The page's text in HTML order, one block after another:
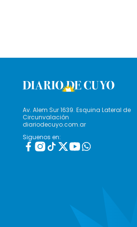
Av. Alem Sur 1639. Esquina Lateral de
Circunvalación
diariodecuyo.com.ar
Siguenos en: